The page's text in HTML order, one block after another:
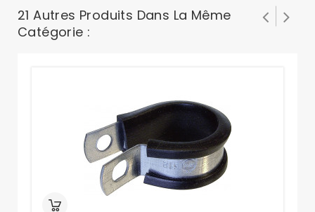
21 Autres Produits Dans La Même
Catégorie :